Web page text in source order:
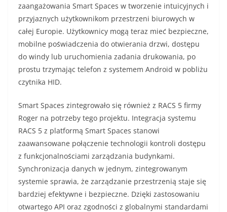
zaangażowania Smart Spaces w tworzenie intuicyjnych i
przyjaznych użytkownikom przestrzeni biurowych w
całej Europie. Użytkownicy mogą teraz mieć bezpieczne,
mobilne poświadczenia do otwierania drzwi, dostępu
do windy lub uruchomienia zadania drukowania, po
prostu trzymając telefon z systemem Android w pobliżu
czytnika HID.
Smart Spaces zintegrowało się również z RACS 5 firmy
Roger na potrzeby tego projektu. Integracja systemu
RACS 5 z platformą Smart Spaces stanowi
zaawansowane połączenie technologii kontroli dostępu
z funkcjonalnościami zarządzania budynkami.
Synchronizacja danych w jednym, zintegrowanym
systemie sprawia, że zarządzanie przestrzenią staje się
bardziej efektywne i bezpieczne. Dzięki zastosowaniu
otwartego API oraz zgodności z globalnymi standardami